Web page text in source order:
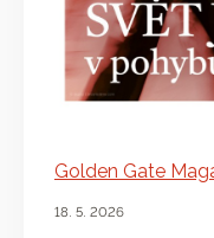
Golden Gate
18. 5. 2026